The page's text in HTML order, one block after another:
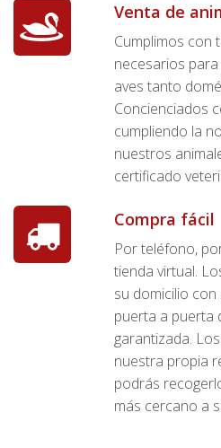
Venta de
Cumplimos con
necesarios
aves tanto
Concienciados
cumpliendo la
nuestros
certificado
Compra fácil
Por teléfono,
tienda virtual.
su domicilio
puerta a puerta
garantizada.
nuestra propia
podrás
más cercano a